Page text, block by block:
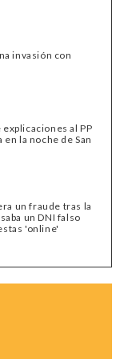
invasión con
explicaciones al PP
la noche de San
un fraude tras la
un DNI falso
'online'